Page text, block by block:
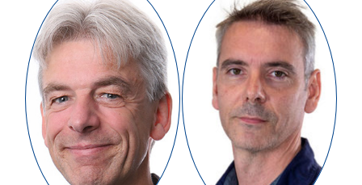
Julian
Boardman
Group Finance and
Administration Officer
Stephane Huet
Group Operations
Officer